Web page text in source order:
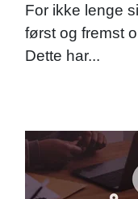
For ikke lenge
først og fremst
Dette har...